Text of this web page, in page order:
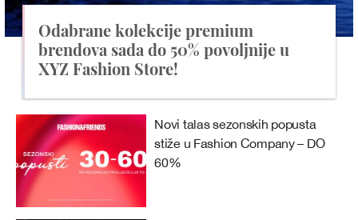
Odabrane kolekcije premium
brendova sada do 50% povoljnije u
XYZ Fashion Store!
Novi talas sezonskih popusta
stiže u Fashion Company – DO
60%